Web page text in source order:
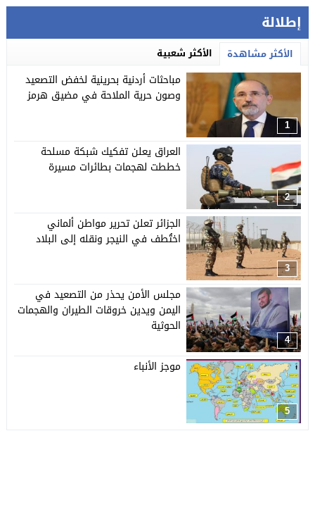
إطلالة
الأكثر مشاهدة الأكثر شعبية
1
مباحثات أردنية بحرينية لخفض التصعيد
وصون حرية الملاحة في مضيق هرمز
2
العراق يعلن تفكيك شبكة مسلحة
خططت لهجمات بطائرات مسيرة
3
الجزائر تعلن تحرير مواطن ألماني
اختُطف في النيجر ونقله إلى البلاد
4
مجلس الأمن يحذر من التصعيد في
اليمن ويدين خروقات الطيران والهجمات
الحوثية
5
موجز الأنباء